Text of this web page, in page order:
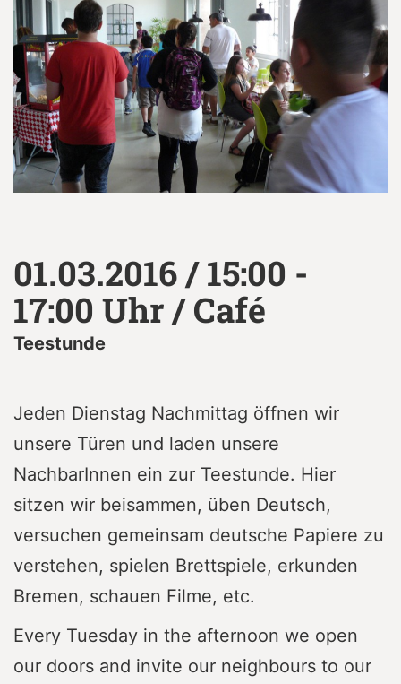
01.03.2016 / 15:00 -
17:00 Uhr / Café
Teestunde
Jeden Dienstag Nachmittag öffnen wir
unsere Türen und laden unsere
NachbarInnen ein zur Teestunde. Hier
sitzen wir beisammen, üben Deutsch,
versuchen gemeinsam deutsche Papiere zu
verstehen, spielen Brettspiele, erkunden
Bremen, schauen Filme, etc.
Every Tuesday in the afternoon we open
our doors and invite our neighbours to our